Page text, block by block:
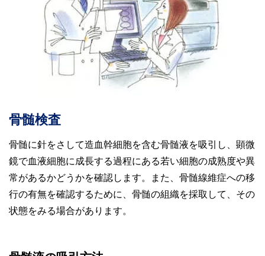
骨髄検査
骨髄に針をさして造血幹細胞を含む骨髄液を吸引し、顕微
鏡で血液細胞に成長する過程にある若い細胞の成熟度や異
常があるかどうかを確認します。また、骨髄線維症への移
行の有無を確認するために、骨髄の組織を採取して、その
状態をみる場合があります。